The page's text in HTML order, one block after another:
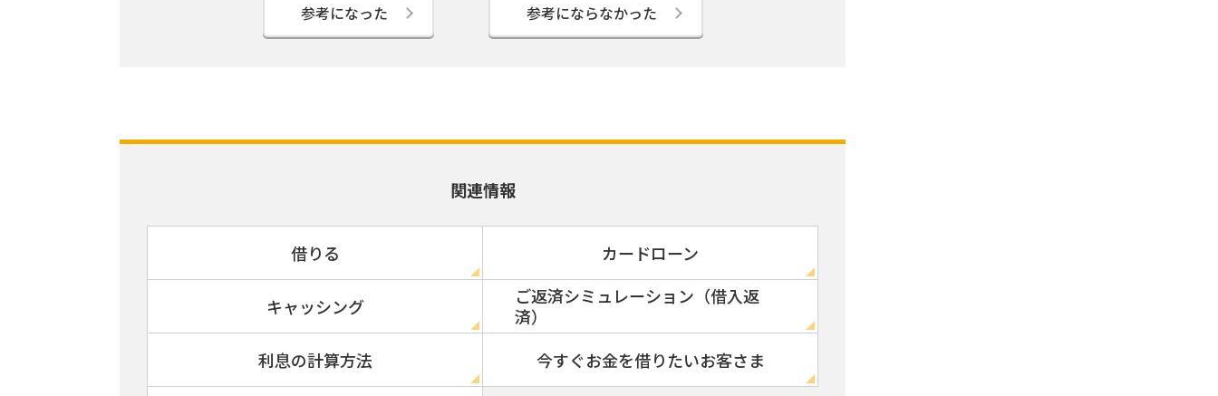
参考になった 参考にならなかった
関連情報
借りる カードローン
キャッシング
ご返済シミュレーション（借入返
済）
利息の計算方法
今すぐお金を借りたいお客さま